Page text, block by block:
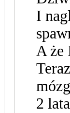
I
A że
2